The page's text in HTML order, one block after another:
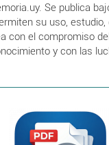
Se publica
su uso, estudio,
con el compromiso
y con las